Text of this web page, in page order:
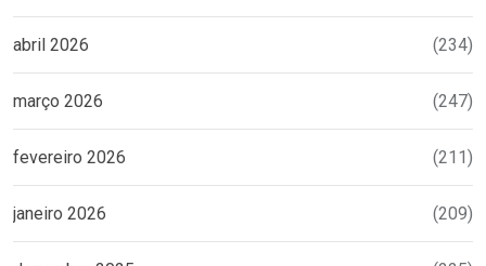
abril 2026 (234)
março 2026 (247)
fevereiro 2026 (211)
janeiro 2026 (209)